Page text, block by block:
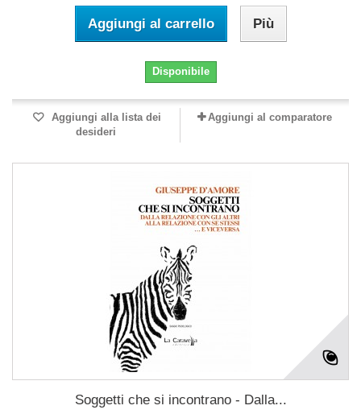
Aggiungi al carrello Più
Disponibile
Aggiungi alla lista dei
desideri
Aggiungi al comparatore
Soggetti che si incontrano - Dalla...